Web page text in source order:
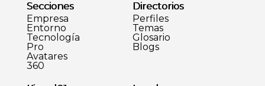
Secciones
Empresa
Entorno
Tecnología
Pro
Avatares
360
Directorios
Perfiles
Temas
Glosario
Blogs